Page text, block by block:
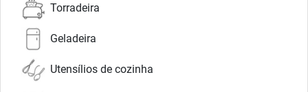
Torradeira
Geladeira
Utensílios de cozinha